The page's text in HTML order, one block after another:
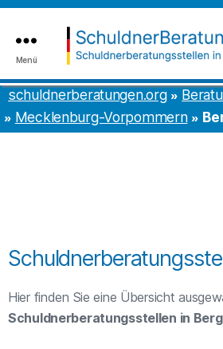
Inhalt
springen
to
the
content
Menü
schuldnerberatungen.org
Mecklenburg-Vorpommern
Hier finden Sie eine Übersicht
Schuldnerberatungsstellen in